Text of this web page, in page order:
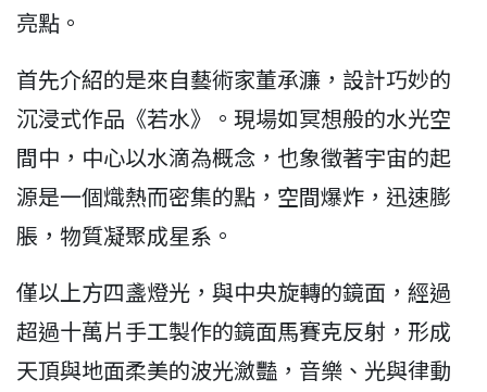
亮點。
首先介紹的是來自藝術家董承濂，設計巧妙的
沉浸式作品《若水》。現場如冥想般的水光空
間中，中心以水滴為概念，也象徵著宇宙的起
源是一個熾熱而密集的點，空間爆炸，迅速膨
脹，物質凝聚成星系。
僅以上方四盞燈光，與中央旋轉的鏡面，經過
超過十萬片手工製作的鏡面馬賽克反射，形成
天頂與地面柔美的波光瀲豔，音樂、光與律動